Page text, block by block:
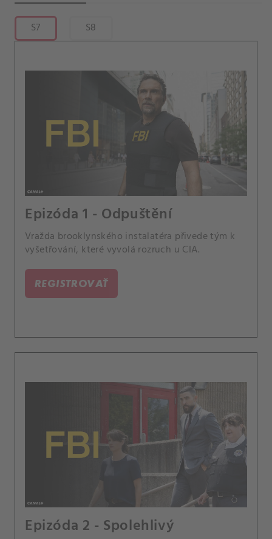
S7 S8
Epizóda 1 - Odpuštění
Vražda brooklynského instalatéra přivede tým k
vyšetřování, které vyvolá rozruch u CIA.
REGISTROVAŤ
Epizóda 2 - Spolehlivý